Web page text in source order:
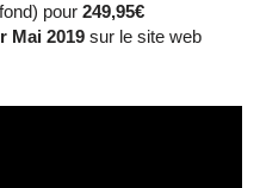
pour 249,95€
Mai 2019 sur le site web